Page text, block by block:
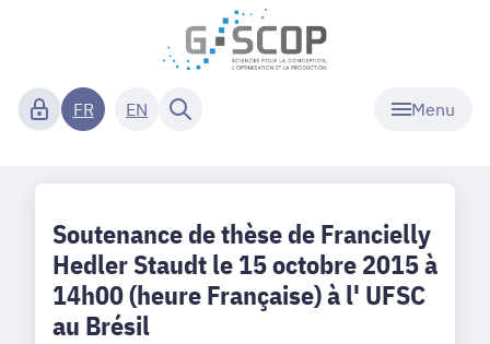
Menu
FR EN
Soutenance de thèse de Francielly
Hedler Staudt le 15 octobre 2015 à
14h00 (heure Française) à l' UFSC
au Brésil